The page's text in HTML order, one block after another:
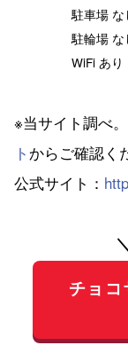
駐車場 な
駐輪場 な
WiFi あり
※当サイト調べ
ト からご確認く
公式サイト：
チョ